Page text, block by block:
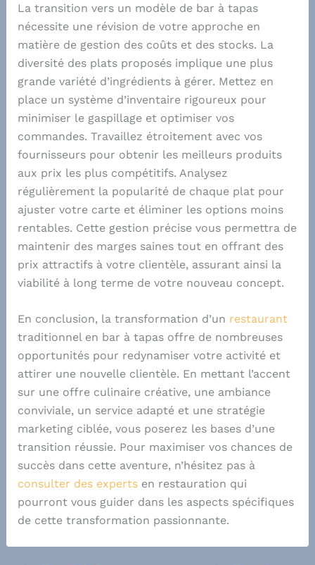
La transition vers un modèle de bar à tapas
nécessite une révision de votre approche en
matière de gestion des coûts et des stocks. La
diversité des plats proposés implique une plus
grande variété d’ingrédients à gérer. Mettez en
place un système d’inventaire rigoureux pour
minimiser le gaspillage et optimiser vos
commandes. Travaillez étroitement avec vos
fournisseurs pour obtenir les meilleurs produits
aux prix les plus compétitifs. Analysez
régulièrement la popularité de chaque plat pour
ajuster votre carte et éliminer les options moins
rentables. Cette gestion précise vous permettra de
maintenir des marges saines tout en offrant des
prix attractifs à votre clientèle, assurant ainsi la
viabilité à long terme de votre nouveau concept.
En conclusion, la transformation d’un restaurant
traditionnel en bar à tapas offre de nombreuses
opportunités pour redynamiser votre activité et
attirer une nouvelle clientèle. En mettant l’accent
sur une offre culinaire créative, une ambiance
conviviale, un service adapté et une stratégie
marketing ciblée, vous poserez les bases d’une
transition réussie. Pour maximiser vos chances de
succès dans cette aventure, n’hésitez pas à
consulter des expertsen restauration qui
pourront vous guider dans les aspects spécifiques
de cette transformation passionnante.